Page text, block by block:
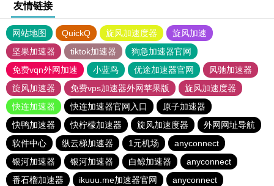
友情链接
网站地图 QuickQ 旋风加速度器
旋风加速
坚果加速器
tiktok加速器
狗急加速器官网
免费vqn外网加速
小蓝鸟 优途加速器官网
风驰加速器
旋风加速器
免费vps加速器外网苹果版
旋风加速度器
快连加速器
快连加速器官网入口
原子加速器
快鸭加速器
快柠檬加速器 旋风加速度器
外网网址导航
软件中心
纵云梯加速器 1元机场
anyconnect
银河加速器
银河加速器 白鲸加速器
anyconnect
番石榴加速器
ikuuu.me加速器官网
anyconnect